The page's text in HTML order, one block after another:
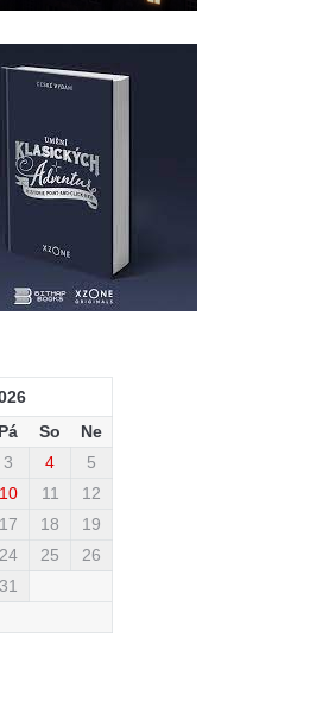
Pá So Ne
3 4
5
10 11
12
17 18
19
24 25
26
31